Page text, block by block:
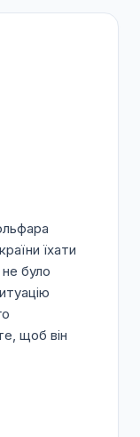
їхати
було
щоб він